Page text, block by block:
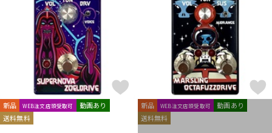
ドラム パーカッション
キーボード 電子ピアノ
管楽器 その他楽器
新品 WEB注文店頭受取可
動画あり
送料無料
新品 WEB注文店頭受取可
動画あり
送料無料